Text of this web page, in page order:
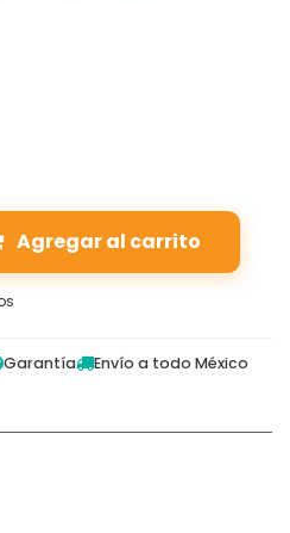
Agregar al carrito
Garantía Envío a todo México